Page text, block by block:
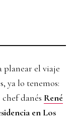
planear el viaje
ya lo tenemos:
danés René
en Los